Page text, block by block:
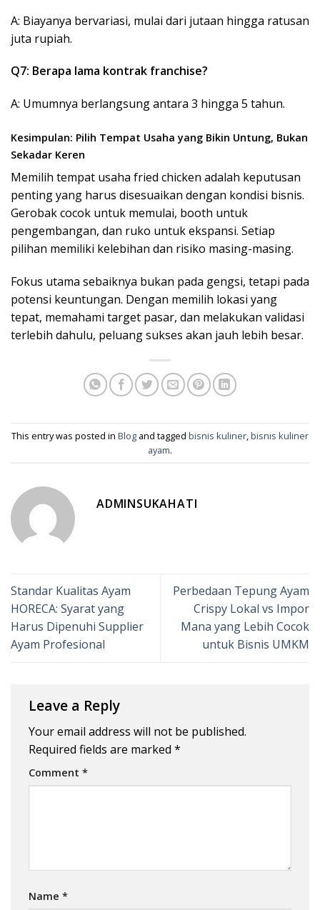
A: Biayanya bervariasi, mulai dari jutaan hingga ratusan
juta rupiah.
Q7: Berapa lama kontrak franchise?
A: Umumnya berlangsung antara 3 hingga 5 tahun.
Kesimpulan: Pilih Tempat Usaha yang Bikin Untung, Bukan
Sekadar Keren
Memilih tempat usaha fried chicken adalah keputusan
penting yang harus disesuaikan dengan kondisi bisnis.
Gerobak cocok untuk memulai, booth untuk
pengembangan, dan ruko untuk ekspansi. Setiap
pilihan memiliki kelebihan dan risiko masing-masing.
Fokus utama sebaiknya bukan pada gengsi, tetapi pada
potensi keuntungan. Dengan memilih lokasi yang
tepat, memahami target pasar, dan melakukan validasi
terlebih dahulu, peluang sukses akan jauh lebih besar.
This entry was posted in Blog and tagged bisnis kuliner,bisnis kuliner
ayam.
ADMINSUKAHATI
Standar Kualitas Ayam
HORECA: Syarat yang
Harus Dipenuhi Supplier
Ayam Profesional
Perbedaan Tepung Ayam
Crispy Lokal vs Impor
Mana yang Lebih Cocok
untuk Bisnis UMKM
Leave a Reply
Your email address will not be published.
Required fields are marked *
Comment *
Name *